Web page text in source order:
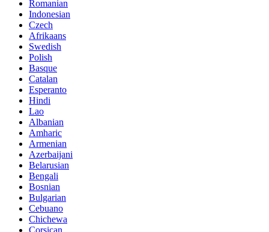
Romanian
Indonesian
Czech
Afrikaans
Swedish
Polish
Basque
Catalan
Esperanto
Hindi
Lao
Albanian
Amharic
Armenian
Azerbaijani
Belarusian
Bengali
Bosnian
Bulgarian
Cebuano
Chichewa
Corsican